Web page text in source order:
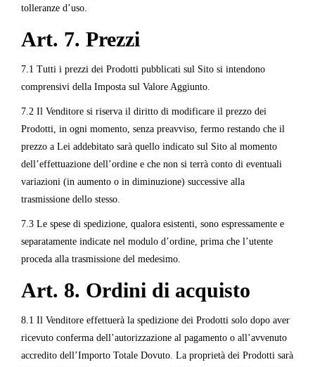
tolleranze d’uso.
Art. 7. Prezzi
7.1 Tutti i prezzi dei Prodotti pubblicati sul Sito si intendono
comprensivi della Imposta sul Valore Aggiunto.
7.2 Il Venditore si riserva il diritto di modificare il prezzo dei
Prodotti, in ogni momento, senza preavviso, fermo restando che il
prezzo a Lei addebitato sarà quello indicato sul Sito al momento
dell’effettuazione dell’ordine e che non si terrà conto di eventuali
variazioni (in aumento o in diminuzione) successive alla
trasmissione dello stesso.
7.3 Le spese di spedizione, qualora esistenti, sono espressamente e
separatamente indicate nel modulo d’ordine, prima che l’utente
proceda alla trasmissione del medesimo.
Art. 8. Ordini di acquisto
8.1 Il Venditore effettuerà la spedizione dei Prodotti solo dopo aver
ricevuto conferma dell’autorizzazione al pagamento o all’avvenuto
accredito dell’Importo Totale Dovuto. La proprietà dei Prodotti sarà